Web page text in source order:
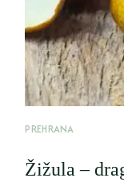
PREHRANA
Žižula –